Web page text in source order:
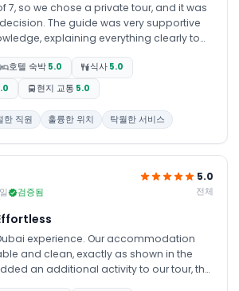
7, so we chose a private tour, and it was
The guide was very supportive
explaining everything clearly to
very convenient.Our kids had a
at the Burj Khalifa, and we truly
and the stunning views
호텔 숙박 5.0 식사 5.0
현지 교통 5.0
한 직원 훌륭한 위치 탁월한 서비스
검증됨
5.0
전체
experience. Our accommodation
and clean, exactly as shown in the
an additional activity to our tour, the